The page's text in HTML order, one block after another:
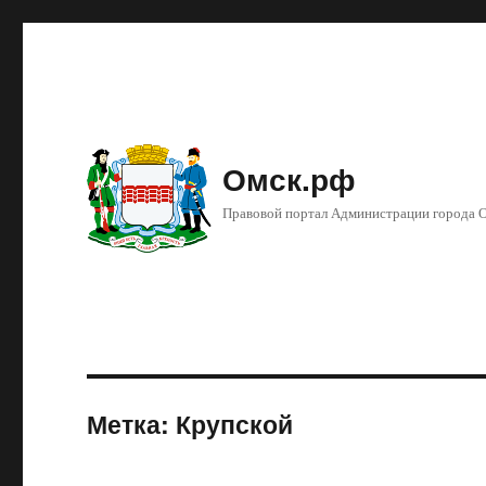
Омск.рф
Правовой портал Администрации города
Метка: Крупской